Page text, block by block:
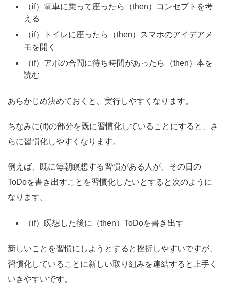
（if）電車に乗って座ったら（then）コンセプトを考
える
（if）トイレに座ったら（then）スマホのアイデアメ
モを開く
（if）アポの合間に待ち時間があったら（then）本を
読む
あらかじめ決めておくと、実行しやすくなります。
ちなみに(if)の部分を既に習慣化していることにすると、さ
らに習慣化しやすくなります。
例えば、既に毎朝瞑想する習慣がある人が、その日の
ToDoを書き出すことを習慣化したいとすると次のように
なります。
（if）瞑想した後に（then）ToDoを書き出す
新しいことを習慣にしようとすると挫折しやすいですが、
習慣化していることに新しい取り組みを連結すると上手く
いきやすいです。